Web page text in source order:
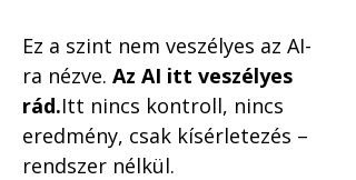
Ez a szint nem veszélyes az AI-
ra nézve. Az AI itt veszélyes
rád.Itt nincs kontroll, nincs
eredmény, csak kísérletezés –
rendszer nélkül.